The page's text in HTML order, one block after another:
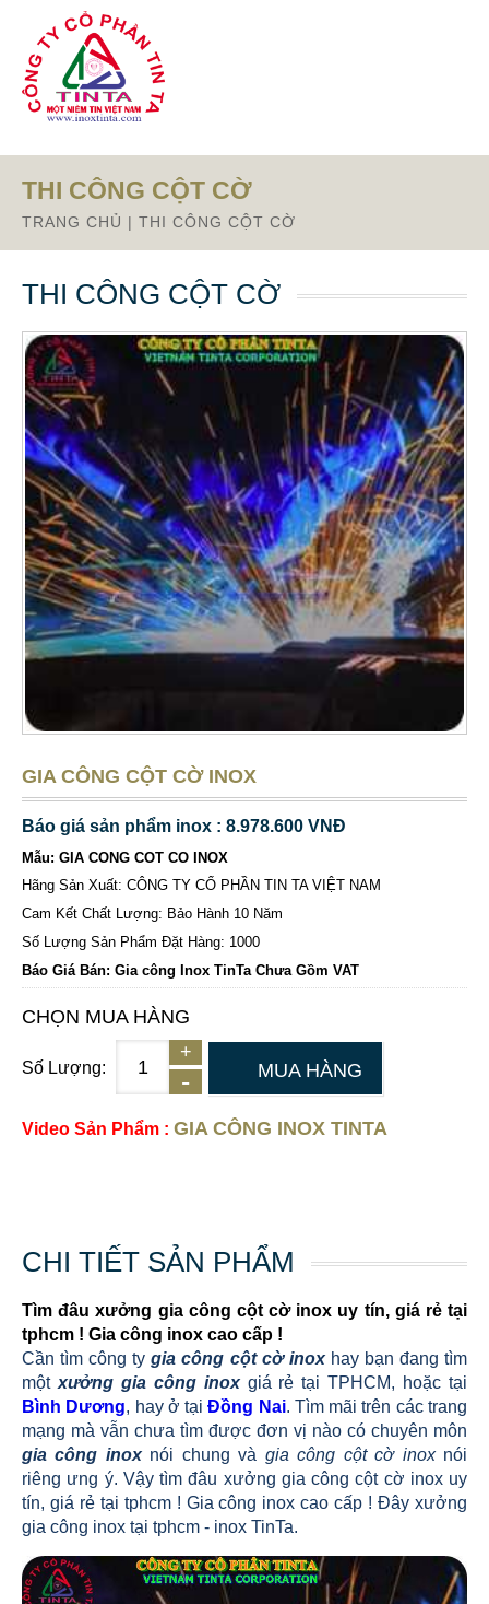
Từ mục này trở xuống là mã nguồn Zalo
THI CÔNG CỘT CỜ
TRANG CHỦ | THI CÔNG CỘT CỜ
THI CÔNG CỘT CỜ
GIA CÔNG CỘT CỜ INOX
Báo giá sản phẩm inox : 8.978.600 VNĐ
Mẫu: GIA CONG COT CO INOX
Hãng Sản Xuất: CÔNG TY CỔ PHẦN TIN TA VIỆT NAM
Cam Kết Chất Lượng: Bảo Hành 10 Năm
Số Lượng Sản Phẩm Đặt Hàng: 1000
Báo Giá Bán: Gia công Inox TinTa Chưa Gồm VAT
CHỌN MUA HÀNG
Số Lượng: MUA HÀNG
Video Sản Phẩm : GIA CÔNG INOX TINTA
CHI TIẾT SẢN PHẨM
Tìm đâu xưởng gia công cột cờ inox uy tín, giá rẻ tại
tphcm ! Gia công inox cao cấp !
Cần tìm công tygia công cột cờ inoxhay bạn đang tìm
một xưởng gia công inoxgiá rẻ tại TPHCM, hoặc tại
Bình Dương, hay ở tạiĐồng Nai. Tìm mãi trên các trang
mạng mà vẫn chưa tìm được đơn vị nào có chuyên môn
gia công inoxnói chung và gia công cột cờ inoxnói
riêng ưng ý. Vậy tìm đâu xưởng gia công cột cờ inox uy
tín, giá rẻ tại tphcm ! Gia công inox cao cấp ! Đây xưởng
gia công inox tại tphcm - inox TinTa.